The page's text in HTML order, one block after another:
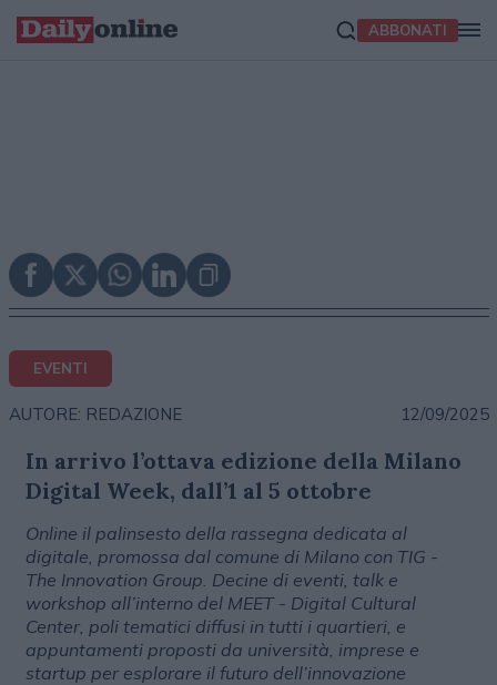
ABBONATI
EVENTI
AUTORE: REDAZIONE 12/09/2025
In arrivo l’ottava edizione della Milano
Digital Week, dall’1 al 5 ottobre
Online il palinsesto della rassegna dedicata al
digitale, promossa dal comune di Milano con TIG -
The Innovation Group. Decine di eventi, talk e
workshop all’interno del MEET - Digital Cultural
Center, poli tematici diffusi in tutti i quartieri, e
appuntamenti proposti da università, imprese e
startup per esplorare il futuro dell’innovazione